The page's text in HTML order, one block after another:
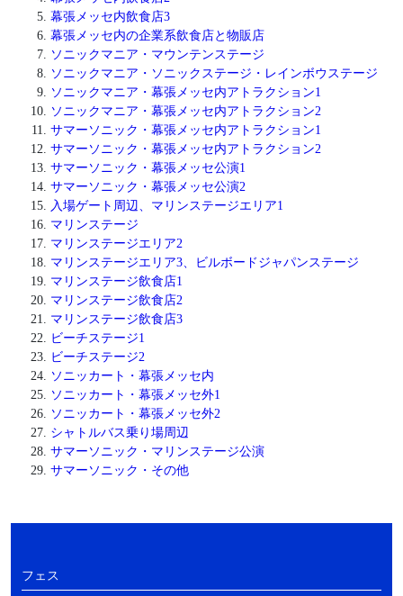
幕張メッセ内飲食店3
幕張メッセ内の企業系飲食店と物販店
ソニックマニア・マウンテンステージ
ソニックマニア・ソニックステージ・レインボウステージ
ソニックマニア・幕張メッセ内アトラクション1
ソニックマニア・幕張メッセ内アトラクション2
サマーソニック・幕張メッセ内アトラクション1
サマーソニック・幕張メッセ内アトラクション2
サマーソニック・幕張メッセ公演1
サマーソニック・幕張メッセ公演2
入場ゲート周辺、マリンステージエリア1
マリンステージ
マリンステージエリア2
マリンステージエリア3、ビルボードジャパンステージ
マリンステージ飲食店1
マリンステージ飲食店2
マリンステージ飲食店3
ビーチステージ1
ビーチステージ2
ソニッカート・幕張メッセ内
ソニッカート・幕張メッセ外1
ソニッカート・幕張メッセ外2
シャトルバス乗り場周辺
サマーソニック・マリンステージ公演
サマーソニック・その他
フェス